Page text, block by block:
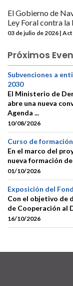
El Gobierno de
Ley Foral contra la
03 de julio de 2026 |
Próximos
Subvenciones a
2030
El Ministerio de
abre una nueva
Agenda ...
10/08/2026
Curso de
En el marco del
nueva formación
01/10/2026
Exposición del
Con el objetivo de
de Cooperación al
16/10/2026